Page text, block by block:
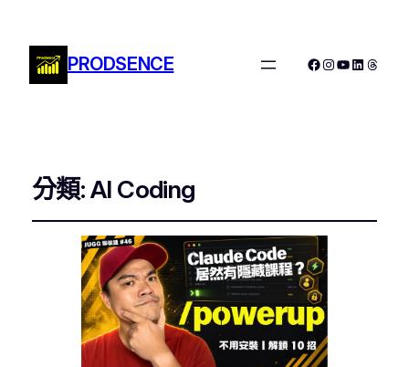
PRODSENCE Facebook
Instagram
YouTube
LinkedIn
分類:AI Coding